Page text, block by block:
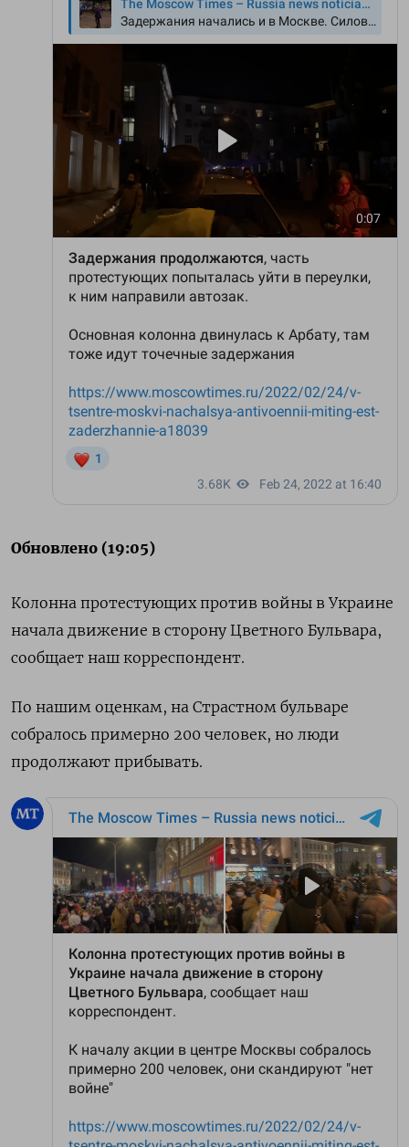
Обновлено (19:05)
Колонна протестующих против войны в Украине
начала движение в сторону Цветного Бульвара,
сообщает наш корреспондент.
По нашим оценкам, на Страстном бульваре
собралось примерно 200 человек, но люди
продолжают прибывать.